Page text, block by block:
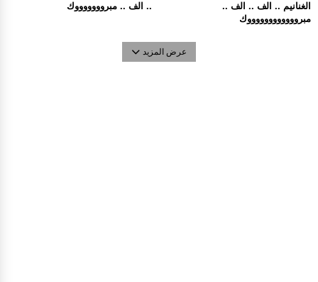
.. الف .. مبروووووووك
الغنانيم .. الف .. الف ..
مبرووووووووووووك
عرض المزيد